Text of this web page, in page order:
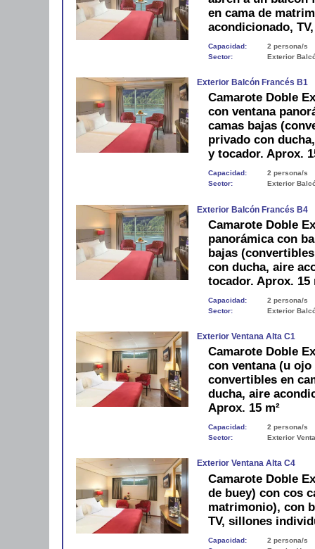
en cama de
acondicionado,
Capacidad:
2 persona/s
Sector:
Exterior
Exterior Balcón Francés B1
Camarote Doble
con ventana
camas bajas
privado con
y tocador. Aprox.
Capacidad:
2 persona/s
Sector:
Exterior
Exterior Balcón Francés B4
Camarote Doble
panorámica con
bajas
con ducha, aire
tocador. Aprox. 15
Capacidad:
2 persona/s
Sector:
Exterior
Exterior Ventana Alta C1
Camarote Doble
con ventana (u
convertibles en
ducha, aire
Aprox. 15 m²
Capacidad:
2 persona/s
Sector:
Exterior
Exterior Ventana Alta C4
Camarote Doble
de buey) con cos
matrimonio), con
TV, sillones
Capacidad:
2 persona/s